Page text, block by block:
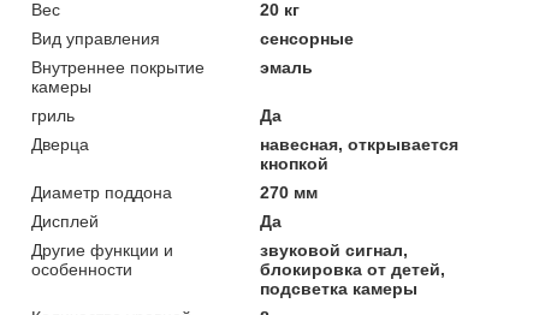
Вес
20 кг
Вид управления
сенсорные
Внутреннее покрытие
камеры
эмаль
гриль
Да
Дверца
навесная, открывается
кнопкой
Диаметр поддона
270 мм
Дисплей
Да
Другие функции и
особенности
звуковой сигнал,
блокировка от детей,
подсветка камеры